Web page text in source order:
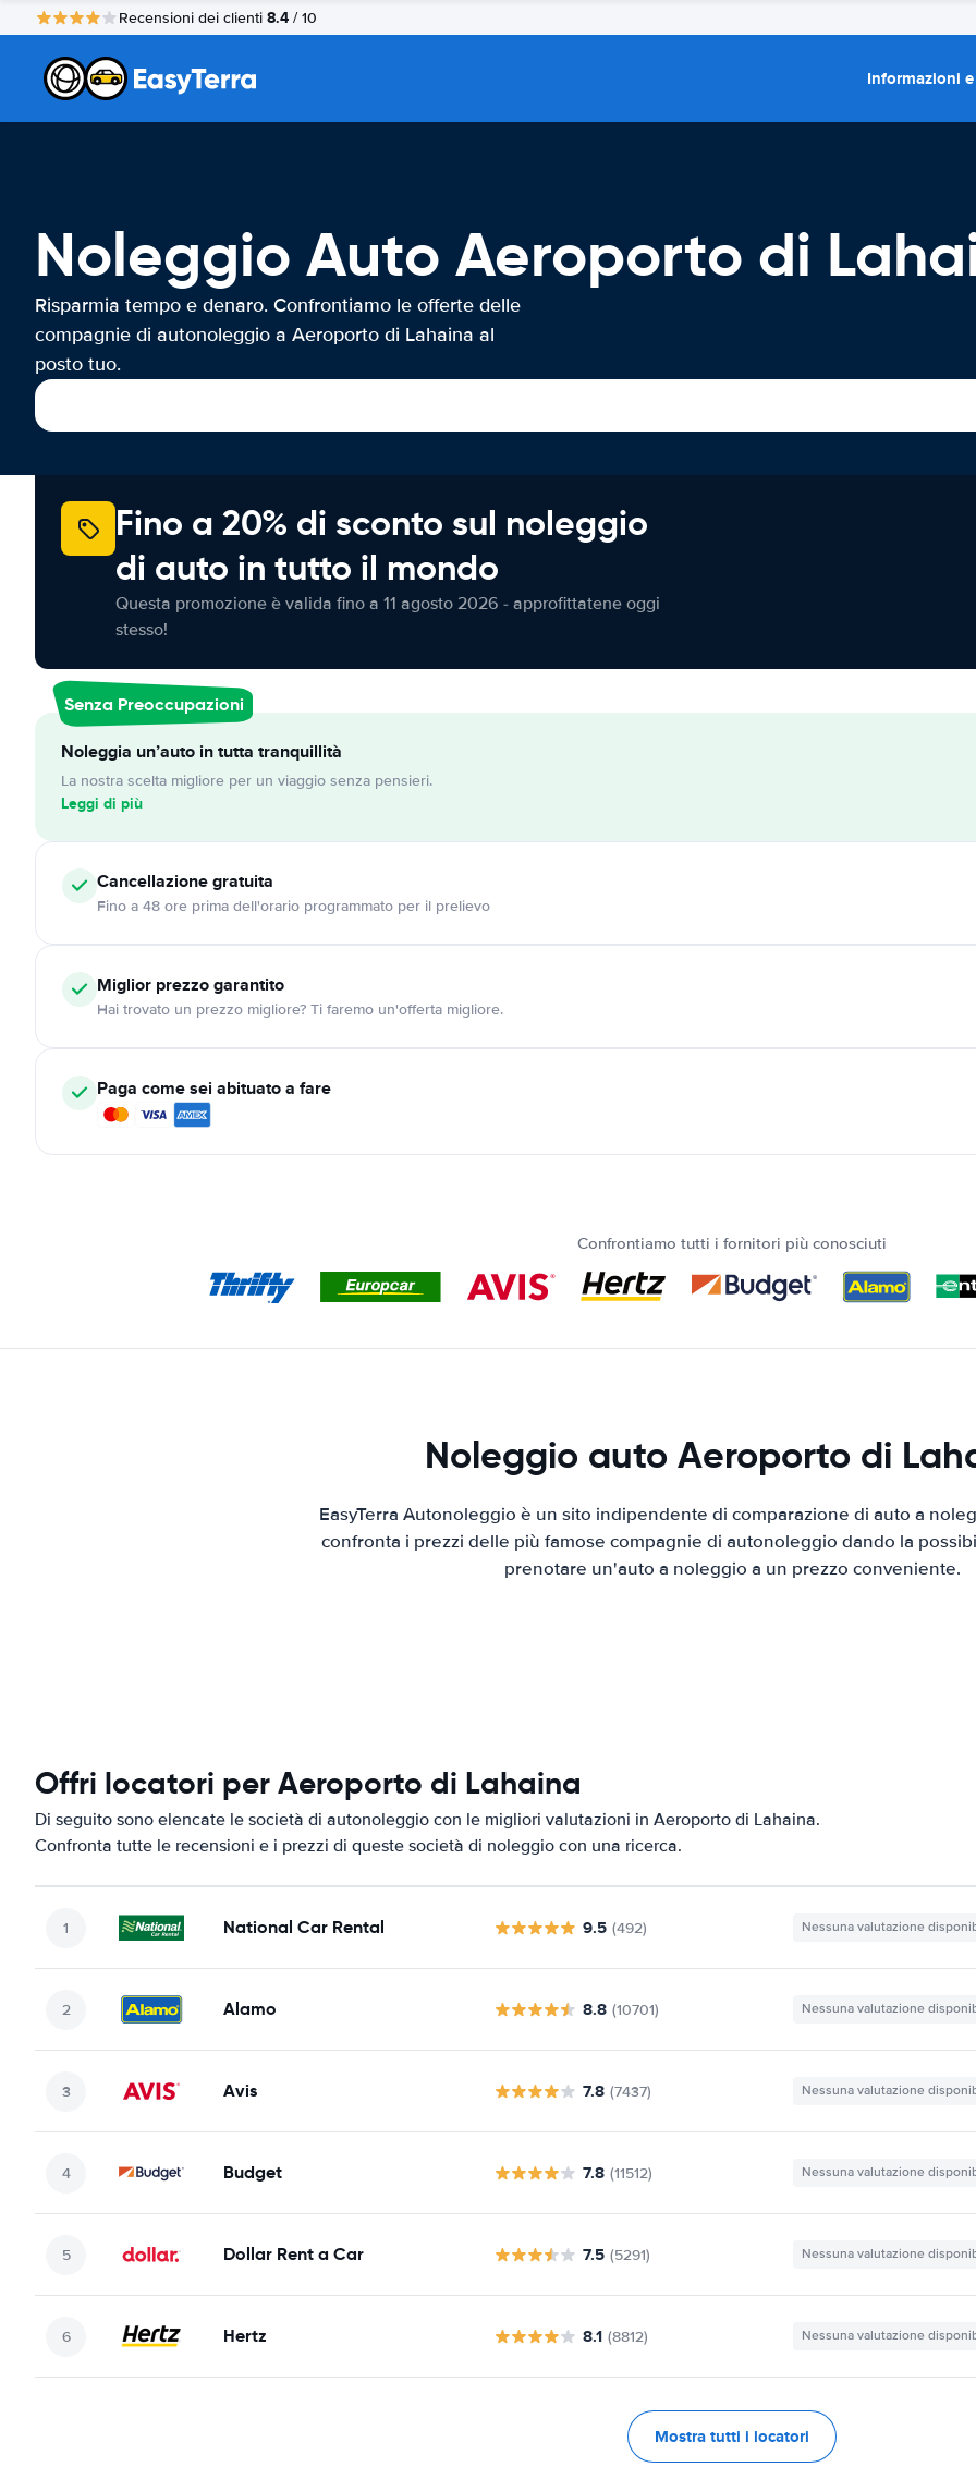
Recensioni dei clienti 8.4 / 10
Informazioni
Noleggio Auto Aeroporto di
Risparmia tempo e denaro. Confrontiamo le offerte delle
compagnie di autonoleggio a Aeroporto di Lahaina al
posto tuo.
Fino a 20% di sconto sul noleggio
di auto in tutto il mondo
Questa promozione è valida fino a 11 agosto 2026 - approfittatene oggi
stesso!
Senza Preoccupazioni
Noleggia un’auto in tutta tranquillità
La nostra scelta migliore per un viaggio senza pensieri.
Leggi di più
Cancellazionegratuita
Fino a 48 ore prima dell'orario programmato per il prelievo
Miglior prezzo garantito
Hai trovato un prezzo migliore? Ti faremo un'offerta migliore.
Paga come sei abituato a fare
Confrontiamo tutti i fornitori più conosciuti
Noleggio auto Aeroporto di
EasyTerra Autonoleggio è un sito indipendente di comparazione di auto a
confronta i prezzi delle più famose compagnie di autonoleggio dando la
prenotare un'auto a noleggio a un prezzo conveniente.
Offri locatori per Aeroporto di Lahaina
Di seguito sono elencate le società di autonoleggio con le migliori valutazioni in Aeroporto di Lahaina.
Confronta tutte le recensioni e i prezzi di queste società di noleggio con una ricerca.
National Car Rental 9.5 (492) Nessuna valutazione
Alamo 8.8 (10701) Nessuna valutazione
Avis 7.8 (7437) Nessuna valutazione
Budget 7.8 (11512) Nessuna valutazione
Dollar Rent a Car 7.5 (5291) Nessuna valutazione
Hertz 8.1 (8812) Nessuna valutazione
Mostra tutti i locatori